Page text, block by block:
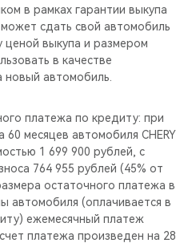
в рамках гарантии выкупа
сдать свой автомобиль
выкупа и размером
в качестве
новый автомобиль.
платежа по кредиту: при
месяцев автомобиля CHERY
1 699 900 рублей, с
764 955 рублей (45% от
остаточного платежа в
автомобиля (оплачивается в
ежемесячный платеж
платежа произведен на 28